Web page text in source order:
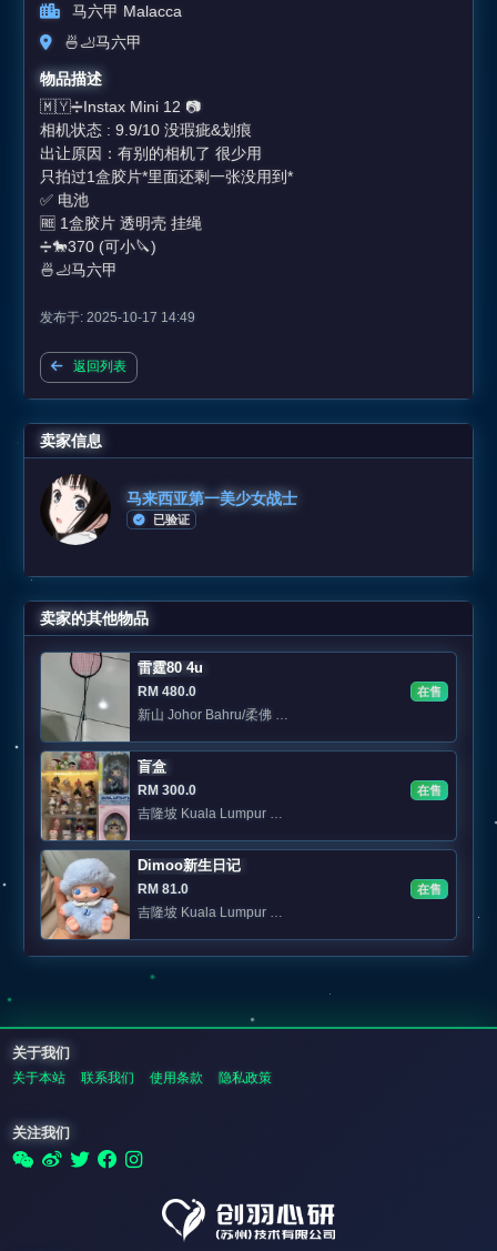
马六甲 Malacca
🍜🦶马六甲
物品描述
🇲🇾➗Instax Mini 12 📷
相机状态 : 9.9/10 没瑕疵&划痕
出让原因：有别的相机了 很少用
只拍过1盒胶片*里面还剩一张没用到*
✅ 电池
🆓 1盒胶片 透明壳 挂绳
➗🐎370 (可小🔪)
🍜🦶马六甲
发布于: 2025-10-17 14:49
返回列表
卖家信息
马来西亚第一美少女战士
已验证
卖家的其他物品
雷霆80 4u
RM 480.0
在售
新山 Johor Bahru/柔佛 Area: Jb Skudai /sutera/eco botani
盲盒
RM 300.0
在售
吉隆坡 Kuala Lumpur 📍KL 可面交
Dimoo新生日记
RM 81.0
在售
吉隆坡 Kuala Lumpur 私聊
关于我们
关于本站 联系我们 使用条款 隐私政策
关注我们